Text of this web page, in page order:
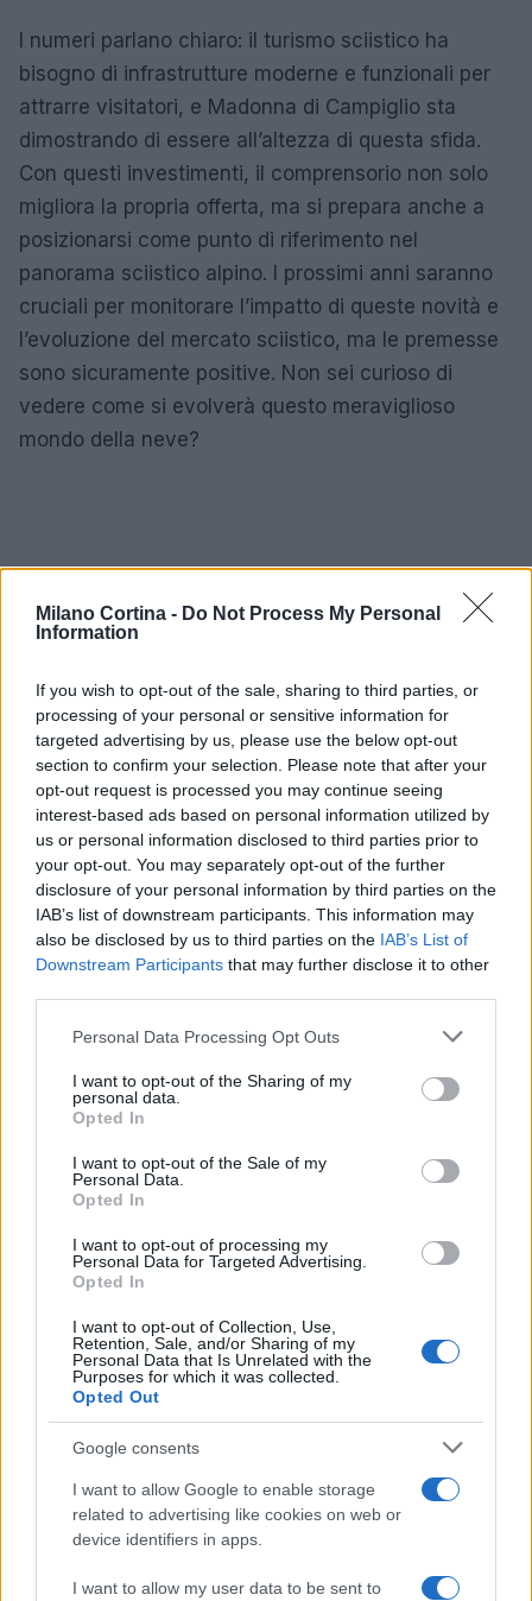
Milano Cortina - Do Not Process My Personal
Information
If you wish to opt-out of the sale, sharing to third parties, or
processing of your personal or sensitive information for
targeted advertising by us, please use the below opt-out
section to confirm your selection. Please note that after your
opt-out request is processed you may continue seeing
interest-based ads based on personal information utilized by
us or personal information disclosed to third parties prior to
your opt-out. You may separately opt-out of the further
disclosure of your personal information by third parties on the
IAB’s list of downstream participants. This information may
also be disclosed by us to third parties on the IAB’s List of
Downstream Participants that may further disclose it to other
Please note that this website/app uses one or more Google
not limited to your visit or usage behaviour. You may click to
grant or deny consent to Google and its third-party tags to
use your data for below specified purposes in below Google
consent section.
Personal Data Processing Opt Outs
I want to opt-out of the Sharing of my
personal data.
Opted In
I want to opt-out of the Sale of my
Personal Data.
Opted In
I want to opt-out of processing my
Personal Data for Targeted Advertising.
Opted In
I want to opt-out of Collection, Use,
Retention, Sale, and/or Sharing of my
Personal Data that Is Unrelated with the
Purposes for which it was collected.
Opted Out
Google consents
I want to allow Google to enable storage
related to advertising like cookies on web or
device identifiers in apps.
I want to allow my user data to be sent to
I numeri parlano chiaro: il turismo sciistico ha
bisogno di infrastrutture moderne e funzionali per
attrarre visitatori, e Madonna di Campiglio sta
dimostrando di essere all’altezza di questa sfida.
Con questi investimenti, il comprensorio non solo
migliora la propria offerta, ma si prepara anche a
posizionarsi come punto di riferimento nel
panorama sciistico alpino. I prossimi anni saranno
cruciali per monitorare l’impatto di queste novità e
l’evoluzione del mercato sciistico, ma le premesse
sono sicuramente positive. Non sei curioso di
vedere come si evolverà questo meraviglioso
mondo della neve?
AUTORE
AiAdhubMedia
Continua a leggere